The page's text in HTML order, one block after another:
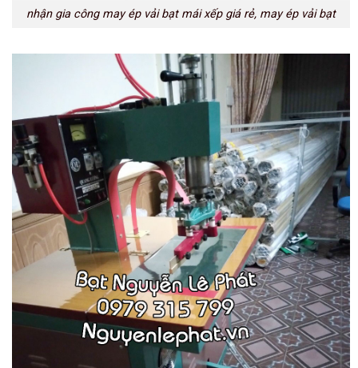
nhận gia công may ép vải bạt mái xếp giá rẻ, may ép vải bạt